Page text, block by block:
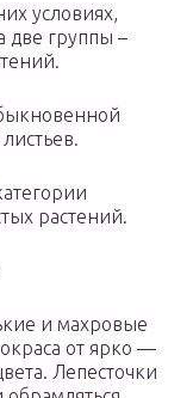
условиях,
две группы –
растений.
и махровые
от ярко —
Лепесточки